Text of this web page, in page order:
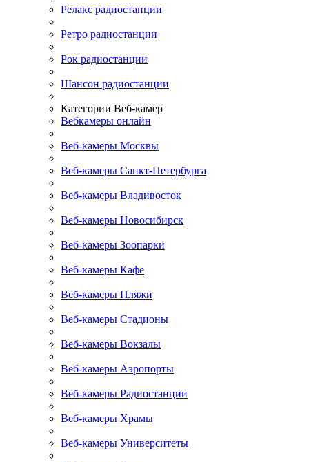
Релакс радиостанции
Ретро радиостанции
Рок радиостанции
Шансон радиостанции
Категории Веб-камер
Вебкамеры онлайн
Веб-камеры Москвы
Веб-камеры Санкт-Петербурга
Веб-камеры Владивосток
Веб-камеры Новосибирск
Веб-камеры Зоопарки
Веб-камеры Кафе
Веб-камеры Пляжи
Веб-камеры Стадионы
Веб-камеры Вокзалы
Веб-камеры Аэропорты
Веб-камеры Радиостанции
Веб-камеры Храмы
Веб-камеры Университеты